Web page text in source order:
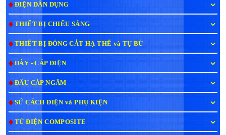
ĐIỆN DÂN DỤNG
THIẾT BỊ CHIẾU SÁNG
THIẾT BỊ ĐÓNG CẮT HẠ THẾ và TỤ BÙ
DÂY - CÁP ĐIỆN
ĐẦU CÁP NGẦM
SỨ CÁCH ĐIỆN và PHỤ KIỆN
TỦ ĐIỆN COMPOSITE